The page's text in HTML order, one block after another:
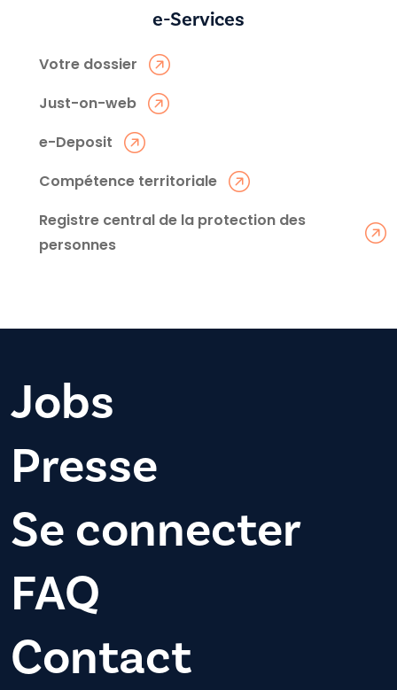
e-Services
Votre dossier
Just-on-web
e-Deposit
Compétence territoriale
Registre central de la protection des
personnes
Jobs
Presse
Se connecter
FAQ
Contact